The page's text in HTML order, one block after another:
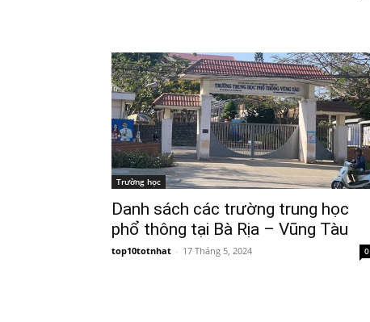
Trường học
Danh sách các trường trung học
phổ thông tại Bà Rịa – Vũng Tàu
top10totnhat - 17 Tháng 5, 2024 0